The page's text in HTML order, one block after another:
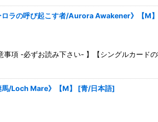
ロラの呼び起こす者/Aurora Awakener》【M】
事項 -必ずお読み下さい- 】【シングルカー
馬/Loch Mare》【M】 [青/日本語]